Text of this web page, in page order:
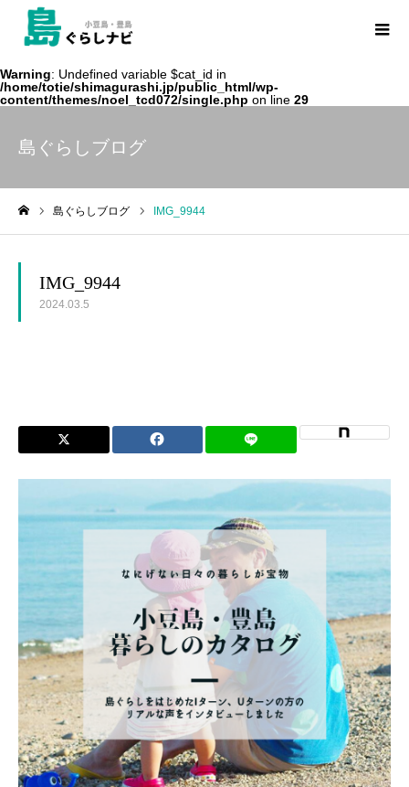
Warning: Undefined variable $cat_id in
/home/totie/shimagurashi.jp/public_html/wp-
content/themes/noel_tcd072/single.php on line 29
島ぐらしブログ
島ぐらしブログ IMG_9944
IMG_9944
2024.03.5